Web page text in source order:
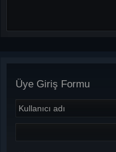
Üye Giriş Formu